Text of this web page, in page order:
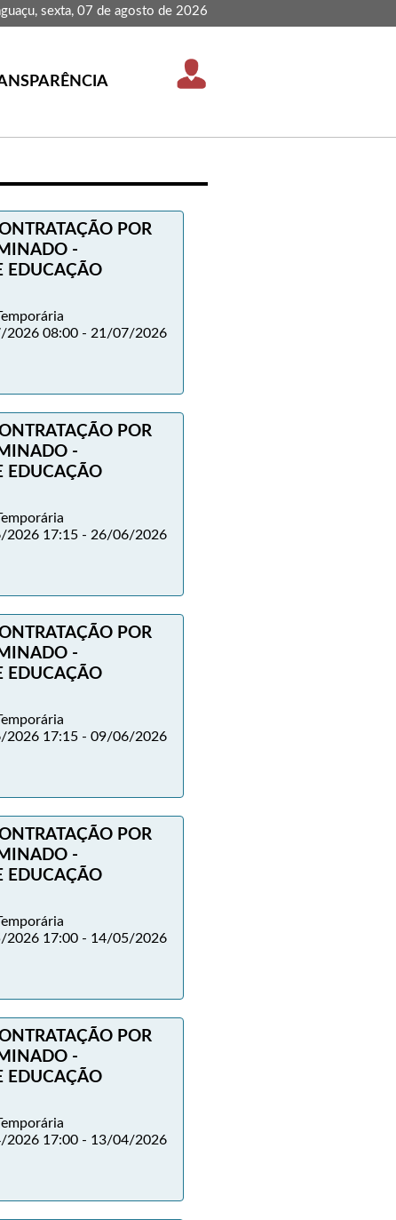
sexta, 07 de agosto de 2026
POR
-
EDUCAÇÃO
2026 08:00 - 21/07/2026
POR
-
EDUCAÇÃO
2026 17:15 - 26/06/2026
POR
-
EDUCAÇÃO
2026 17:15 - 09/06/2026
POR
-
EDUCAÇÃO
2026 17:00 - 14/05/2026
POR
-
EDUCAÇÃO
2026 17:00 - 13/04/2026